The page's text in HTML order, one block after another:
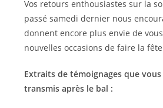
Vos retours enthousiastes sur la
passé samedi dernier nous
donnent encore plus envie de
nouvelles occasions de faire la
Extraits de témoignages que
transmis après le bal :